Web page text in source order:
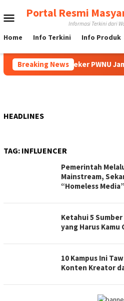
ke
Menu
Mobile
Portal Resmi
Informasi Terkini dari
Home Info Terkini Info Produk
Breaking News
Jadi Rais Karteker PWNU
HEADLINES
TAG: INFLUENCER
Pemerintah
Mainstream,
“Homeless Media”
Ketahui 5
yang Harus Kamu
10 Kampus Ini
Konten Kreator